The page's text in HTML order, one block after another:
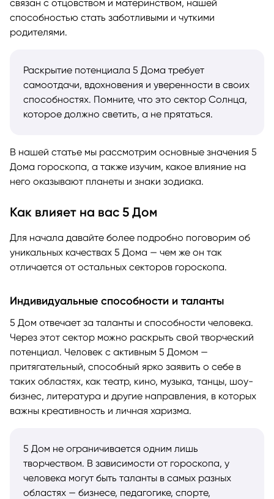
связан с отцовством и материнством, нашей
способностью стать заботливыми и чуткими
родителями.
Раскрытие потенциала 5 Дома требует
самоотдачи, вдохновения и уверенности в своих
способностях. Помните, что это сектор Солнца,
которое должно светить, а не прятаться.
В нашей статье мы рассмотрим основные значения 5
Дома гороскопа, а также изучим, какое влияние на
него оказывают планеты и знаки зодиака.
Как влияет на вас 5 Дом
Для начала давайте более подробно поговорим об
уникальных качествах 5 Дома — чем же он так
отличается от остальных секторов гороскопа.
Индивидуальные способности и таланты
5 Дом отвечает за таланты и способности человека.
Через этот сектор можно раскрыть свой творческий
потенциал. Человек с активным 5 Домом —
притягательный, способный ярко заявить о себе в
таких областях, как театр, кино, музыка, танцы, шоу-
бизнес, литература и другие направления, в которых
важны креативность и личная харизма.
5 Дом не ограничивается одним лишь
творчеством. В зависимости от гороскопа, у
человека могут быть таланты в самых разных
областях — бизнесе, педагогике, спорте,